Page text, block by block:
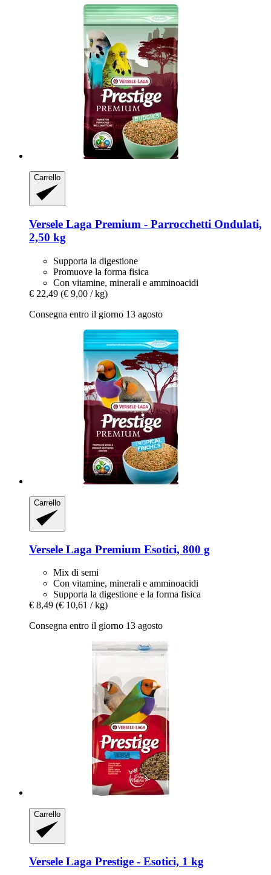
Carrello
Versele Laga Premium -​ Parrocchetti Ondulati,
2,50 kg
Supporta la digestione
Promuove la forma fisica
Con vitamine, minerali e amminoacidi
€ 22,49 (€ 9,00 / kg)
Consegna entro il giorno 13 agosto
Carrello
Versele Laga Premium Esotici, 800 g
Mix di semi
Con vitamine, minerali e amminoacidi
Supporta la digestione e la forma fisica
€ 8,49 (€ 10,61 / kg)
Consegna entro il giorno 13 agosto
Carrello
Versele Laga Prestige -​ Esotici, 1 kg